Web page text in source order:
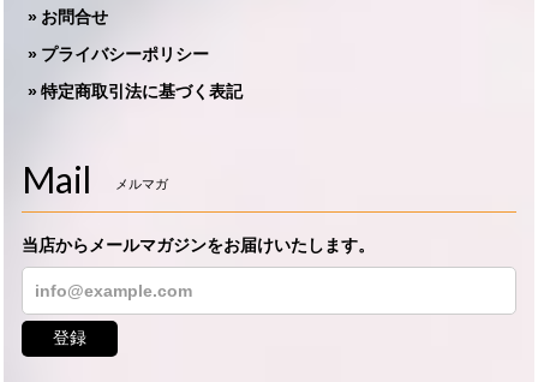
お問合せ
プライバシーポリシー
特定商取引法に基づく表記
Mail メルマガ
当店からメールマガジンをお届けいたします。
登録